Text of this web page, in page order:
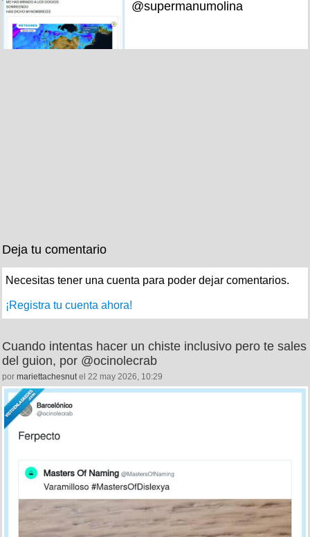
@supermanumolina
Deja tu comentario
Necesitas tener una cuenta para poder dejar comentarios.
¡Registra tu cuenta ahora!
Cuando intentas hacer un chiste inclusivo pero te sales
del guion, por @ocinolecrab
por mariettachesnutel 22 may 2026, 10:29